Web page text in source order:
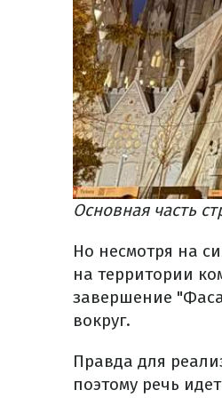
Основная часть
Но несмотря на
на территории
завершение
вокруг.
Правда для
поэтому речь